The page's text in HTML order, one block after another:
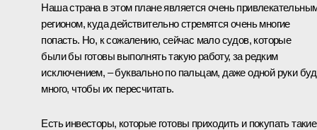
Наша страна в этом плане является очень
регионом, куда действительно стремятся очень многие
попасть. Но, к сожалению, сейчас мало судов, которые
были бы готовы выполнять такую работу, за редким
исключением, – буквально по пальцам, даже одной руки
много, чтобы их пересчитать.
Есть инвесторы, которые готовы приходить и покупать такие